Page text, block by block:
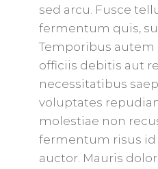
sed arcu. Fusce
fermentum quis,
Temporibus
officiis debitis aut
necessitatibus
voluptates
molestiae non
fermentum risus id
auctor. Mauris